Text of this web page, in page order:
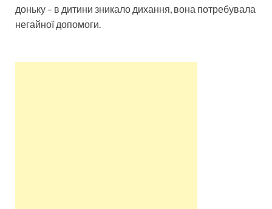
доньку – в дитини зникало дихання, вона потребувала
негайної допомоги.